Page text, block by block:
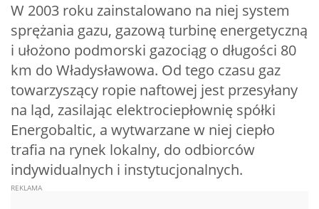
W 2003 roku zainstalowano na niej system
sprężania gazu, gazową turbinę energetyczną
i ułożono podmorski gazociąg o długości 80
km do Władysławowa. Od tego czasu gaz
towarzyszący ropie naftowej jest przesyłany
na ląd, zasilając elektrociepłownię spółki
Energobaltic, a wytwarzane w niej ciepło
trafia na rynek lokalny, do odbiorców
indywidualnych i instytucjonalnych.